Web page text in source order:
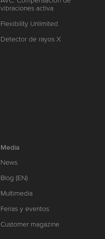
vibraciones activa
Flexibility Unlimited
Detector de rayos X
Media
News
Blog (EN)
Multimedia
Ferias y eventos
Customer magazine